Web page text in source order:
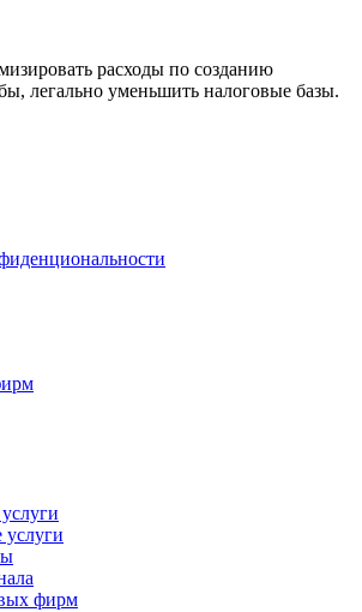
расходы по созданию
легально уменьшить налоговые базы.
услуги
фирм